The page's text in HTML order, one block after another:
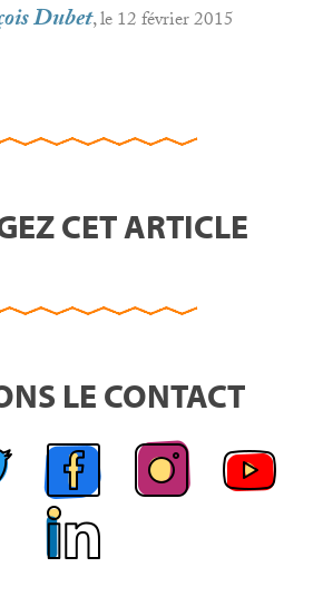
Dubet, le 12 février 2015
CET ARTICLE
LE CONTACT